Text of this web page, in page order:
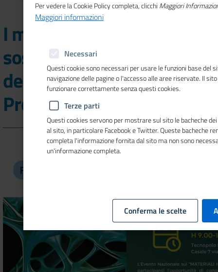
I materiali innovativi e
sostenibili al centro
dell'evento nazionale
PromoTT
Per vedere la Cookie Policy completa, clicchi Maggiori
Maggiori informazioni
Necessari
Questi cookie sono necessari per usare le funzioni base del
navigazione delle pagine o l'accesso alle aree riservate. Il
funzionare correttamente senza questi cookies.
Terze parti
Questi cookies servono per mostrare sul sito le bacheche
al sito, in particolare Facebook e Twitter. Queste bacheche
completa l'informazione fornita dal sito ma non sono
un'informazione completa.
Conferma le scelte